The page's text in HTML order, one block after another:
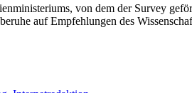
von dem der Survey
auf Empfehlungen des